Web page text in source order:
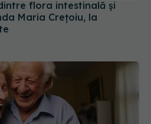
Maria Crețoiu, la